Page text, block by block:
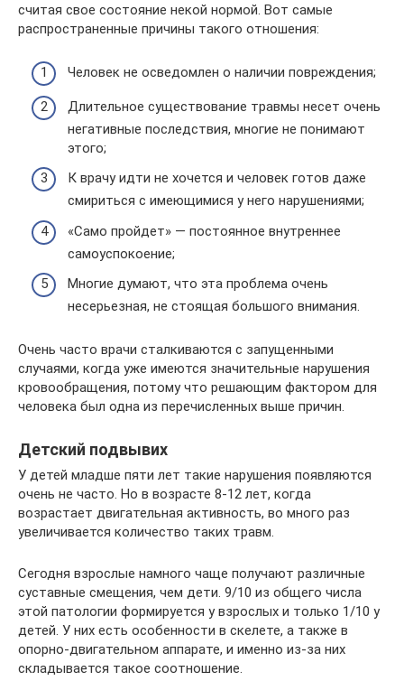
считая свое состояние некой нормой. Вот самые
распространенные причины такого отношения:
Человек не осведомлен о наличии повреждения;
Длительное существование травмы несет очень
негативные последствия, многие не понимают
этого;
К врачу идти не хочется и человек готов даже
смириться с имеющимися у него нарушениями;
«Само пройдет» — постоянное внутреннее
самоуспокоение;
Многие думают, что эта проблема очень
несерьезная, не стоящая большого внимания.
Очень часто врачи сталкиваются с запущенными
случаями, когда уже имеются значительные нарушения
кровообращения, потому что решающим фактором для
человека был одна из перечисленных выше причин.
Детский подвывих
У детей младше пяти лет такие нарушения появляются
очень не часто. Но в возрасте 8-12 лет, когда
возрастает двигательная активность, во много раз
увеличивается количество таких травм.
Сегодня взрослые намного чаще получают различные
суставные смещения, чем дети. 9/10 из общего числа
этой патологии формируется у взрослых и только 1/10 у
детей. У них есть особенности в скелете, а также в
опорно-двигательном аппарате, и именно из-за них
складывается такое соотношение.